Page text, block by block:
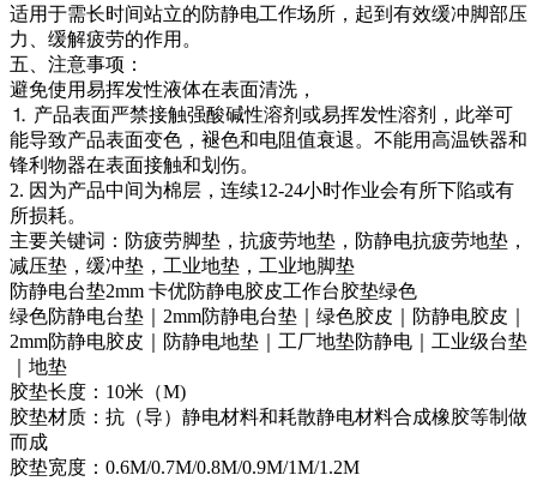
适用于需长时间站立的防静电工作场所，起到有效缓冲脚部压
力、缓解疲劳的作用。
五、注意事项：
避免使用易挥发性液体在表面清洗，
⒈ 产品表面严禁接触强酸碱性溶剂或易挥发性溶剂，此举可
能导致产品表面变色，褪色和电阻值衰退。不能用高温铁器和
锋利物器在表面接触和划伤。
2. 因为产品中间为棉层，连续12-24小时作业会有所下陷或有
所损耗。
主要关键词：防疲劳脚垫，抗疲劳地垫，防静电抗疲劳地垫，
减压垫，缓冲垫，工业地垫，工业地脚垫
防静电台垫2mm 卡优防静电胶皮工作台胶垫绿色
绿色防静电台垫｜2mm防静电台垫｜绿色胶皮｜防静电胶皮｜
2mm防静电胶皮｜防静电地垫｜工厂地垫防静电｜工业级台垫
｜地垫
胶垫长度：10米（M)
胶垫材质：抗（导）静电材料和耗散静电材料合成橡胶等制做
而成
胶垫宽度：0.6M/0.7M/0.8M/0.9M/1M/1.2M